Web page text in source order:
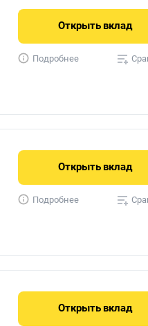
Открыть вклад
Подробнее
Открыть вклад
Подробнее
Открыть вклад